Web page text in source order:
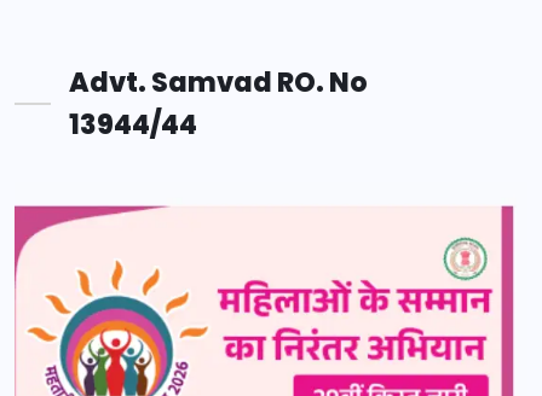
Advt. Samvad RO. No
13944/44